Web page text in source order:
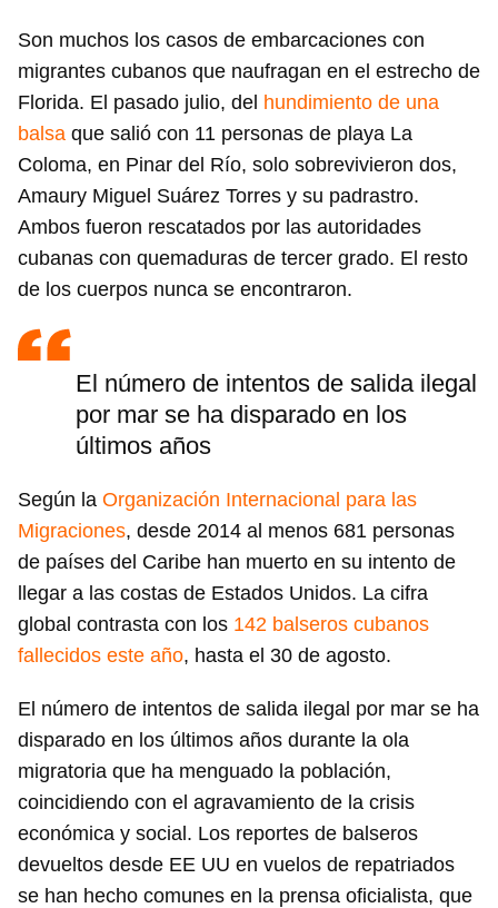
Son muchos los casos de embarcaciones con
migrantes cubanos que naufragan en el estrecho de
Florida. El pasado julio, del hundimiento de una
balsa que salió con 11 personas de playa La
Coloma, en Pinar del Río, solo sobrevivieron dos,
Amaury Miguel Suárez Torres y su padrastro.
Ambos fueron rescatados por las autoridades
cubanas con quemaduras de tercer grado. El resto
de los cuerpos nunca se encontraron.
El número de intentos de salida ilegal
por mar se ha disparado en los
últimos años
Según la Organización Internacional para las
Migraciones, desde 2014 al menos 681 personas
de países del Caribe han muerto en su intento de
llegar a las costas de Estados Unidos. La cifra
global contrasta con los 142 balseros cubanos
fallecidos este año, hasta el 30 de agosto.
El número de intentos de salida ilegal por mar se ha
disparado en los últimos años durante la ola
migratoria que ha menguado la población,
coincidiendo con el agravamiento de la crisis
económica y social. Los reportes de balseros
devueltos desde EE UU en vuelos de repatriados
se han hecho comunes en la prensa oficialista, que